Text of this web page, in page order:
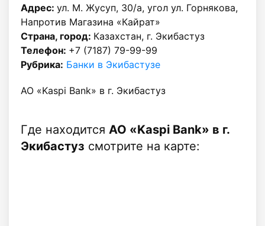
Адрес: ул. М. Жусуп, 30/а, угол ул. Горнякова,
Напротив Магазина «Кайрат»
Страна, город: Казахстан, г. Экибастуз
Телефон: +7 (7187) 79-99-99
Рубрика: Банки в Экибастузе
АО «Kaspi Bank» в г. Экибастуз
Где находится АО «Kaspi Bank» в г.
Экибастуз смотрите на карте: